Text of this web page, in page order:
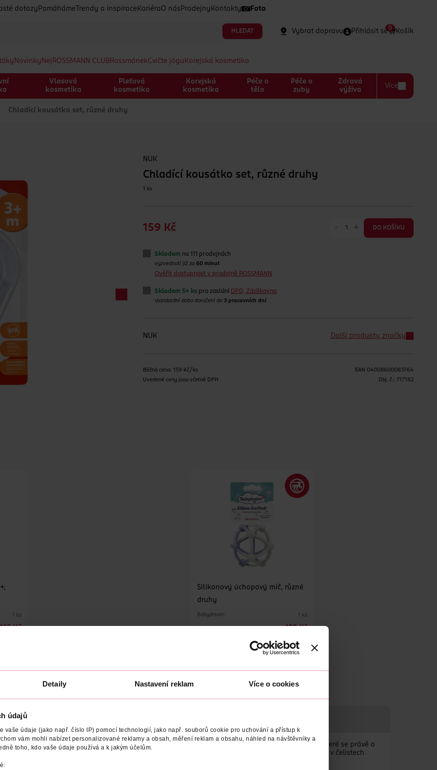
Detaily Nastavení reklam Více o cookies
údajů
vaše údaje (jako např. číslo IP) pomocí technologií, jako např. souborů cookie pro uchování a přístup k
vám mohli nabízet personalizované reklamy a obsah, měření reklam a obsahu, náhled na návštěvníky a
toho, kdo vaše údaje používá a k jakým účelům.
dotazy Pomáháme Trendy a inspirace Kariéra O nás Prodejny Kontakty Foto
HLEDAT Vybrat dopravu Přihlásit se Košík
0
Novinky Nej ROSSMANN CLUBRossmánekCvičte jógu Korejská kosmetika
Vlasová
kosmetika
Pleťová
kosmetika
Korejská
kosmetika
Péče o
tělo
Péče o
zuby
Zdravá
výživa
Více
Chladící kousátko set, různé druhy
NUK
Chladící kousátko set, různé druhy
1 ks
159 Kč - + DO KOŠÍKU
Skladem na 111 prodejnách
vyzvednutí již za60 minut
Ověřit dostupnost v prodejně ROSSMANN
Skladem 5+ ks pro zaslání DPD, Zásilkovna
standardní doba doručení do 3 pracovních dní
NUK Další produkty značky
Běžná cena: 159 Kč/ks
Uvedené ceny jsou včetně DPH
EAN 04008600083764
Obj. č.: 717182
1 ks
169 Kč
Silikonový úchopový míč, různé
druhy
Babydream 1 ks
199 Kč
DO KOŠÍKU
Obj. č.: 1257588
POČET
miminkům. Abychom vašim dětem co nejvíc ulehčili, vyvinuli jsme pro ně řadu produktů, které se právě o
Pro dvojí úlevu při prořezávání zoubků. Masíruje horní patro a dásně. Pomáhá ulevit od tlaku v čelistech.
boji s prvními zubními kazy.